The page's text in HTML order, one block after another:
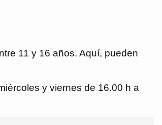
11 y 16 años. Aquí, pueden
y viernes de 16.00 h a